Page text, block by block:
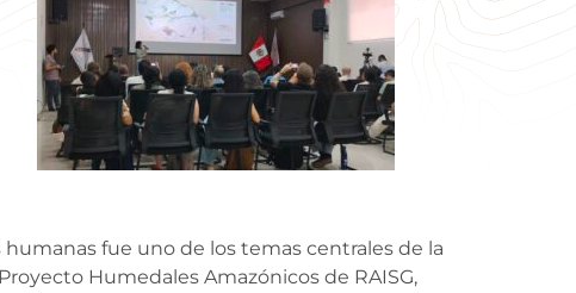
fue uno de los temas centrales de la
Humedales Amazónicos de RAISG,